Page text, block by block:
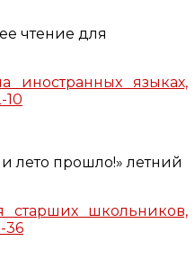
чтение для
иностранных языках,
10
лето прошло!» летний
старших школьников,
36